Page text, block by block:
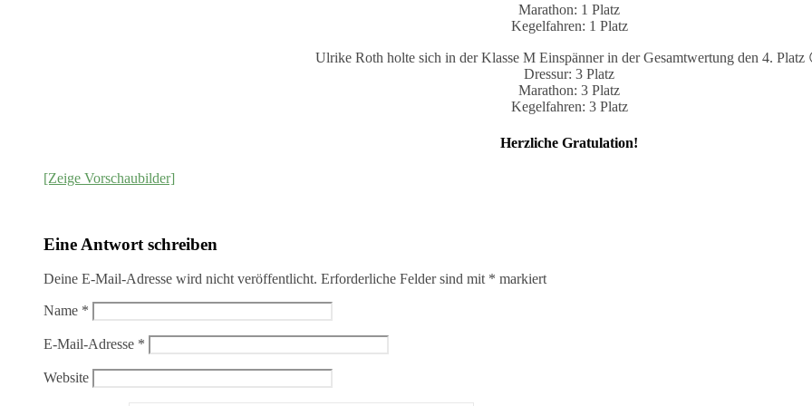
Marathon: 1 Platz
Kegelfahren: 1 Platz
Ulrike Roth holte sich in der Klasse M Einspänner in der Gesamtwertung den 4. Platz
Dressur: 3 Platz
Marathon: 3 Platz
Kegelfahren: 3 Platz
Herzliche Gratulation!
[Zeige Vorschaubilder]
Eine Antwort schreiben
Deine E-Mail-Adresse wird nicht veröffentlicht. Erforderliche Felder sind mit * markiert
Name *
E-Mail-Adresse *
Website